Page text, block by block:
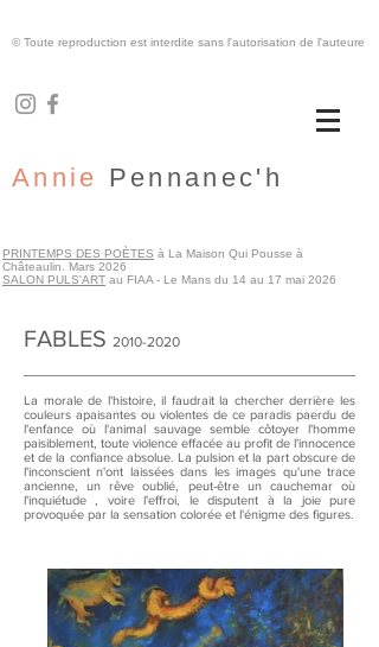
© Toute reproduction est interdite sans l'autorisation de l'auteure
Annie Pennanec'h
PRINTEMPS DES POÈTES à La Maison Qui Pousse à
Châteaulin. Mars 2026
SALON PULS'ART au FIAA - Le Mans du 14 au 17 mai 2026
FABLES 2010-2020
La morale de l'histoire, il faudrait la chercher derrière les
couleurs apaisantes ou violentes de ce paradis paerdu de
l'enfance où l'animal sauvage semble côtoyer l'homme
paisiblement, toute violence effacée au profit de l'innocence
et de la confiance absolue. La pulsion et la part obscure de
l'inconscient n'ont laissées dans les images qu'une trace
ancienne, un rêve oublié, peut-être un cauchemar où
l'inquiétude , voire l'effroi, le disputent à la joie pure
provoquée par la sensation colorée et l'énigme des figures.